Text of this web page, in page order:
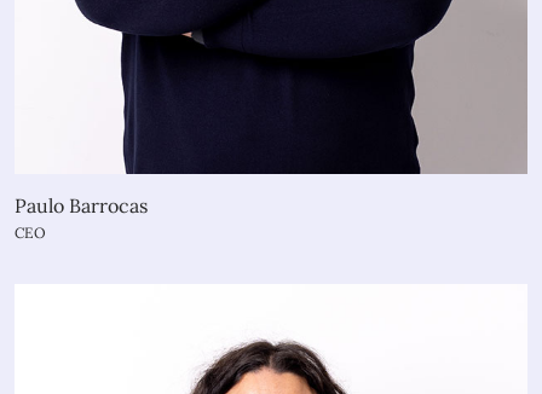
Paulo Barrocas
CEO